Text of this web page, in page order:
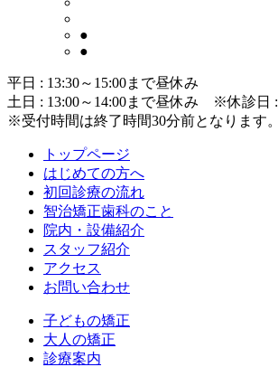
●
●
平日 : 13:30～15:00まで昼休み
土日 : 13:00～14:00まで昼休み
※休診日 :
※受付時間は終了時間30分前となります。
トップページ
はじめての方へ
初回診療の流れ
智治矯正歯科のこと
院内・設備紹介
スタッフ紹介
アクセス
お問い合わせ
子どもの矯正
大人の矯正
診療案内